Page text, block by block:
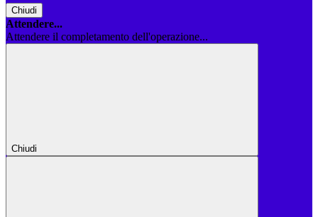
Chiudi
Attendere...
Attendere il completamento dell'operazione...
Chiudi